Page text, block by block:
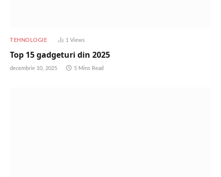
TEHNOLOGIE 1 Views
Top 15 gadgeturi din 2025
decembrie 10, 2025 5 Mins Read